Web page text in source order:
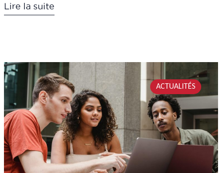
Lire la suite
ACTUALITÉS